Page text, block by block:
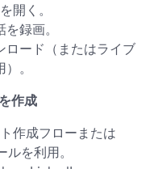
開く。
録画。
ロード（またはライブ
。
作成
作成フローまたは
を利用。